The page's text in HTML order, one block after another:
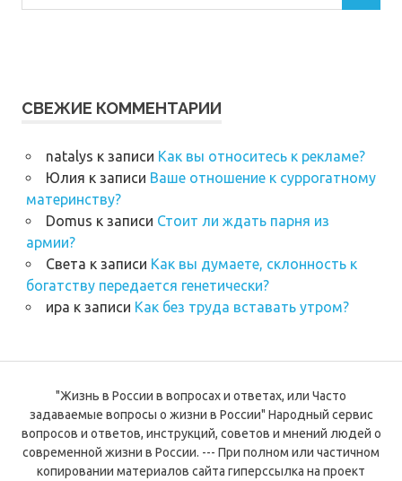
СВЕЖИЕ КОММЕНТАРИИ
natalys к записи Как вы относитесь к рекламе?
Юлия к записи Ваше отношение к суррогатному
материнству?
Domus к записи Стоит ли ждать парня из
армии?
Света к записи Как вы думаете, склонность к
богатству передается генетически?
ира к записи Как без труда вставать утром?
"Жизнь в России в вопросах и ответах, или Часто
задаваемые вопросы о жизни в России" Народный сервис
вопросов и ответов, инструкций, советов и мнений людей о
современной жизни в России. --- При полном или частичном
копировании материалов сайта гиперссылка на проект